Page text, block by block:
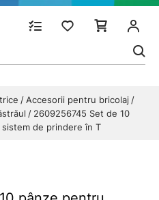
Accesorii pentru bricolaj
2609256745 Set de 10
de prindere în T